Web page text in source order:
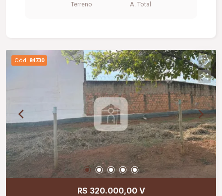
praticidade e uma excelente oportunidade de
Terreno A. Total
Cód. 84730
R$ 320.000,00 V